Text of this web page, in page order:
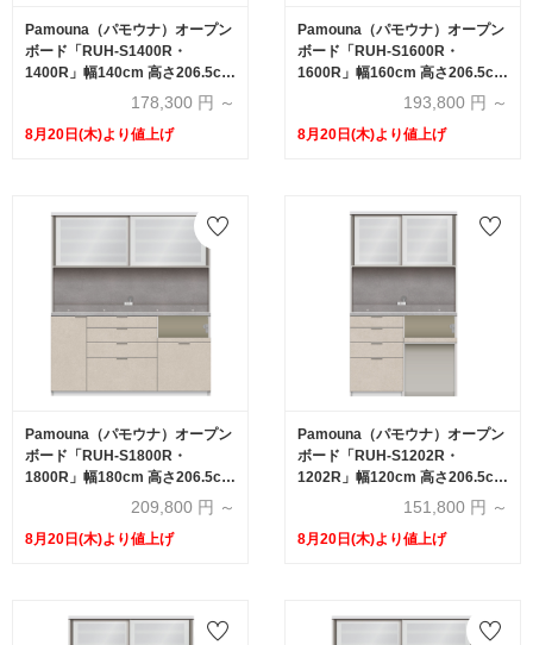
Pamouna（パモウナ）オープン
ボード「RUH-S1400R・
1400R」幅140cm 高さ206.5cm
奥行2サイズ（44.5cm・50cm）
下台引出しタイプ 全4色
178,300 円 ～
8月20日(木)より値上げ
Pamouna（パモウナ）オープン
ボード「RUH-S1600R・
1600R」幅160cm 高さ206.5cm
奥行2サイズ（44.5cm・50cm）
下台引出しタイプ 全4色
193,800 円 ～
8月20日(木)より値上げ
Pamouna（パモウナ）オープン
ボード「RUH-S1800R・
1800R」幅180cm 高さ206.5cm
奥行2サイズ（44.5cm・50cm）
下台引出しタイプ 全4色
209,800 円 ～
8月20日(木)より値上げ
Pamouna（パモウナ）オープン
ボード「RUH-S1202R・
1202R」幅120cm 高さ206.5cm
奥行2サイズ（44.5cm・50cm）
下台オープンタイプ 全4色
151,800 円 ～
8月20日(木)より値上げ